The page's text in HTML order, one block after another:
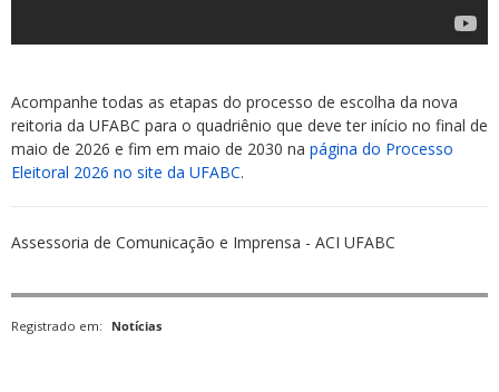
Acompanhe todas as etapas do processo de escolha da nova
reitoria da UFABC para o quadriênio que deve ter início no final de
maio de 2026 e fim em maio de 2030 na página do Processo
Eleitoral 2026 no site da UFABC.
Assessoria de Comunicação e Imprensa - ACI UFABC
Registrado em: Notícias